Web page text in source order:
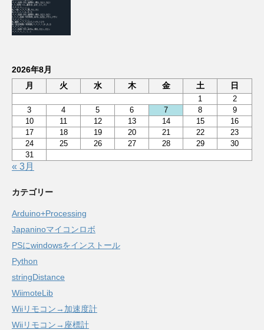
2026年8月
月
火 水 木 金 土 日
1
2
3
4 5 6 7 8
9
10
11 12 13 14 15
16
17
18 19 20 21 22
23
24
25 26 27 28 29
30
31
« 3月
カテゴリー
Arduino+Processing
Japaninoマイコンロボ
PSにwindowsをインストール
Python
stringDistance
WiimoteLib
Wiiリモコン→加速度計
Wiiリモコン→座標計